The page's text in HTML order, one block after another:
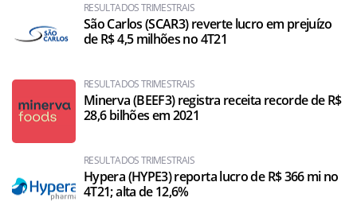
RESULTADOS TRIMESTRAIS
São Carlos (SCAR3) reverte lucro em prejuízo
de R$ 4,5 milhões no 4T21
RESULTADOS TRIMESTRAIS
Minerva (BEEF3) registra receita recorde de R$
28,6 bilhões em 2021
RESULTADOS TRIMESTRAIS
Hypera (HYPE3) reporta lucro de R$ 366 mi no
4T21; alta de 12,6%